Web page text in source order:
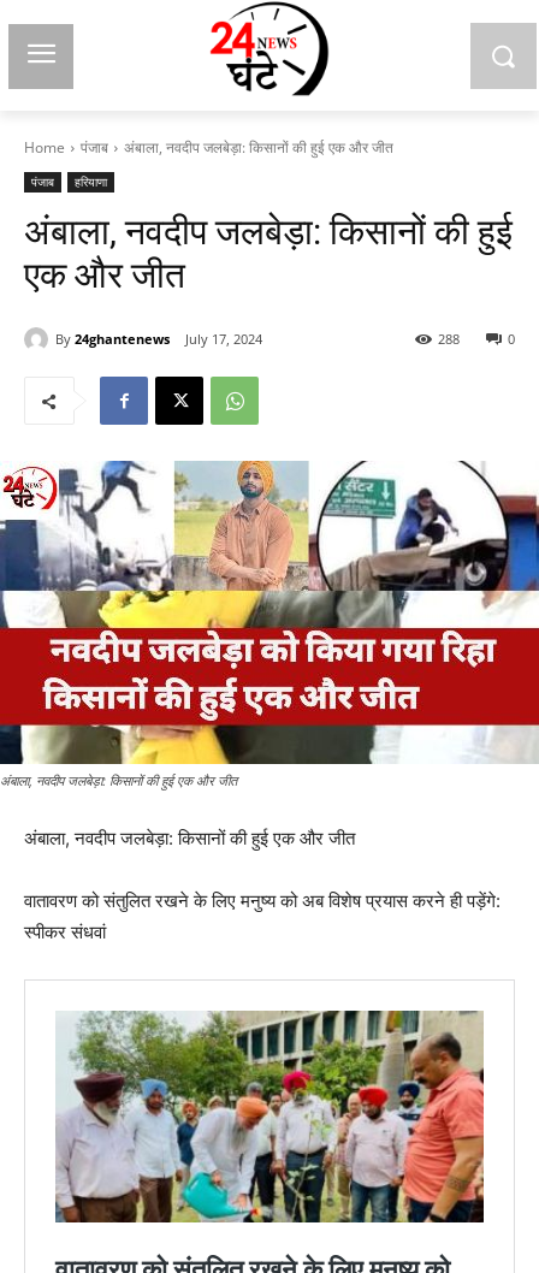
Home पंजाब अंबाला, नवदीप जलबेड़ा: किसानों की हुई एक और जीत
पंजाब हरियाणा
अंबाला, नवदीप जलबेड़ा: किसानों की हुई
एक और जीत
By 24ghantenews July 17, 2024 0
288
अंबाला, नवदीप जलबेड़ा: किसानों की हुई एक और जीत
अंबाला, नवदीप जलबेड़ा: किसानों की हुई एक और जीत
वातावरण को संतुलित रखने के लिए मनुष्य को अब विशेष प्रयास करने ही पड़ेंगे:
स्पीकर संधवां